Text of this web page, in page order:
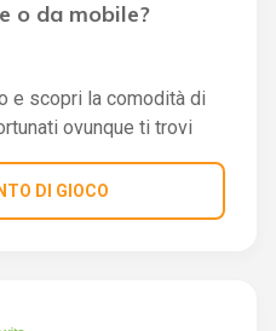
o da mobile?
e scopri la comodità di
ovunque ti trovi
DI GIOCO